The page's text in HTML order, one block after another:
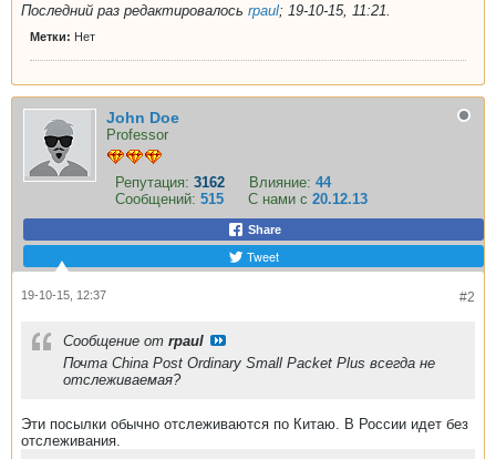
Последний раз редактировалось rpaul; 19-10-15, 11:21.
Метки: Нет
John Doe
Professor
Репутация: 3162 Влияние: 44
Сообщений: 515 С нами с 20.12.13
Share
Tweet
#2
19-10-15, 12:37
Сообщение от rpaul
Почта China Post Ordinary Small Packet Plus всегда не
отслеживаемая?
Эти посылки обычно отслеживаются по Китаю. В России идет без
отслеживания.